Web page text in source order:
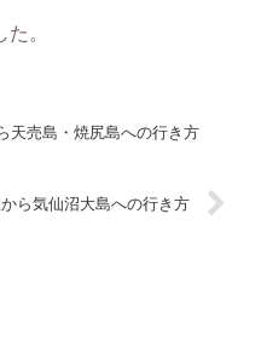
。
天売島・焼尻島への行き方
ら気仙沼大島への行き方